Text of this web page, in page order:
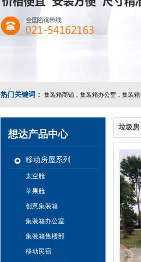
热门关键词： 集装箱商铺，集装箱办公室，集装
想达产品中心
移动房屋系列
太空舱
苹果舱
创意集装箱
集装箱办公室
集装箱售楼部
移动民宿
垃圾房